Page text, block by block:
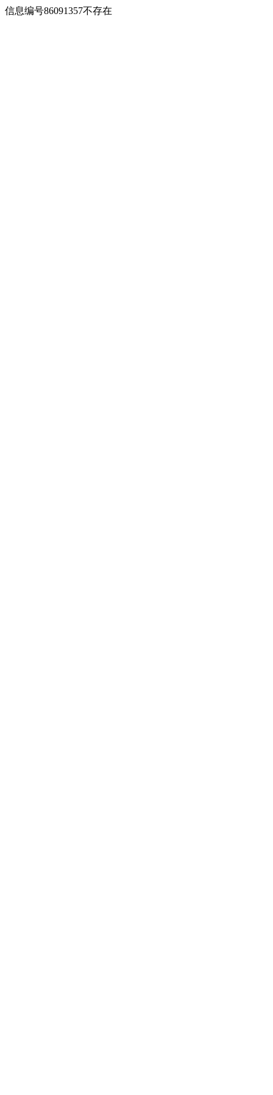
信息编号86091357不存在